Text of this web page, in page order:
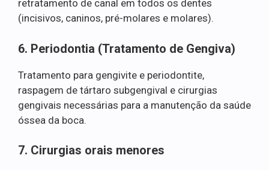
retratamento de canal em todos os dentes
(incisivos, caninos, pré-molares e molares).
6. Periodontia (Tratamento de Gengiva)
Tratamento para gengivite e periodontite,
raspagem de tártaro subgengival e cirurgias
gengivais necessárias para a manutenção da saúde
óssea da boca.
7. Cirurgias orais menores